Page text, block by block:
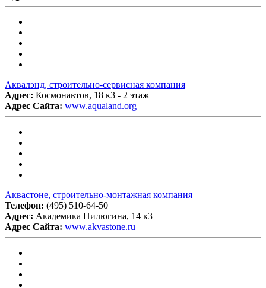
Аквалэнд, строительно-сервисная компания
Адрес: Космонавтов, 18 к3 - 2 этаж
Адрес Сайта: www.aqualand.org
Аквастоне, строительно-монтажная компания
Телефон: (495) 510-64-50
Адрес: Академика Пилюгина, 14 к3
Адрес Сайта: www.akvastone.ru